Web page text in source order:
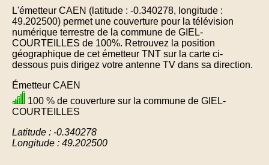
L'émetteur CAEN (latitude : -0.340278, longitude :
49.202500) permet une couverture pour la télévision
numérique terrestre de la commune de GIEL-
COURTEILLES de 100%. Retrouvez la position
géographique de cet émetteur TNT sur la carte ci-
dessous puis dirigez votre antenne TV dans sa direction.
Émetteur CAEN
100 % de couverture sur la commune de GIEL-
COURTEILLES
Latitude : -0.340278
Longitude : 49.202500